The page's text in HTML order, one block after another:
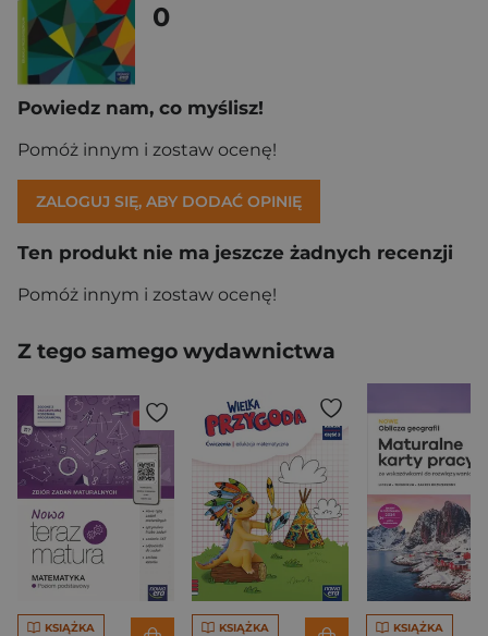
0
Powiedz nam, co myślisz!
Pomóż innym i zostaw ocenę!
ZALOGUJ SIĘ, ABY DODAĆ OPINIĘ
Ten produkt nie ma jeszcze żadnych recenzji
Pomóż innym i zostaw ocenę!
Z tego samego wydawnictwa
KSIĄŻKA KSIĄŻKA KSIĄŻKA